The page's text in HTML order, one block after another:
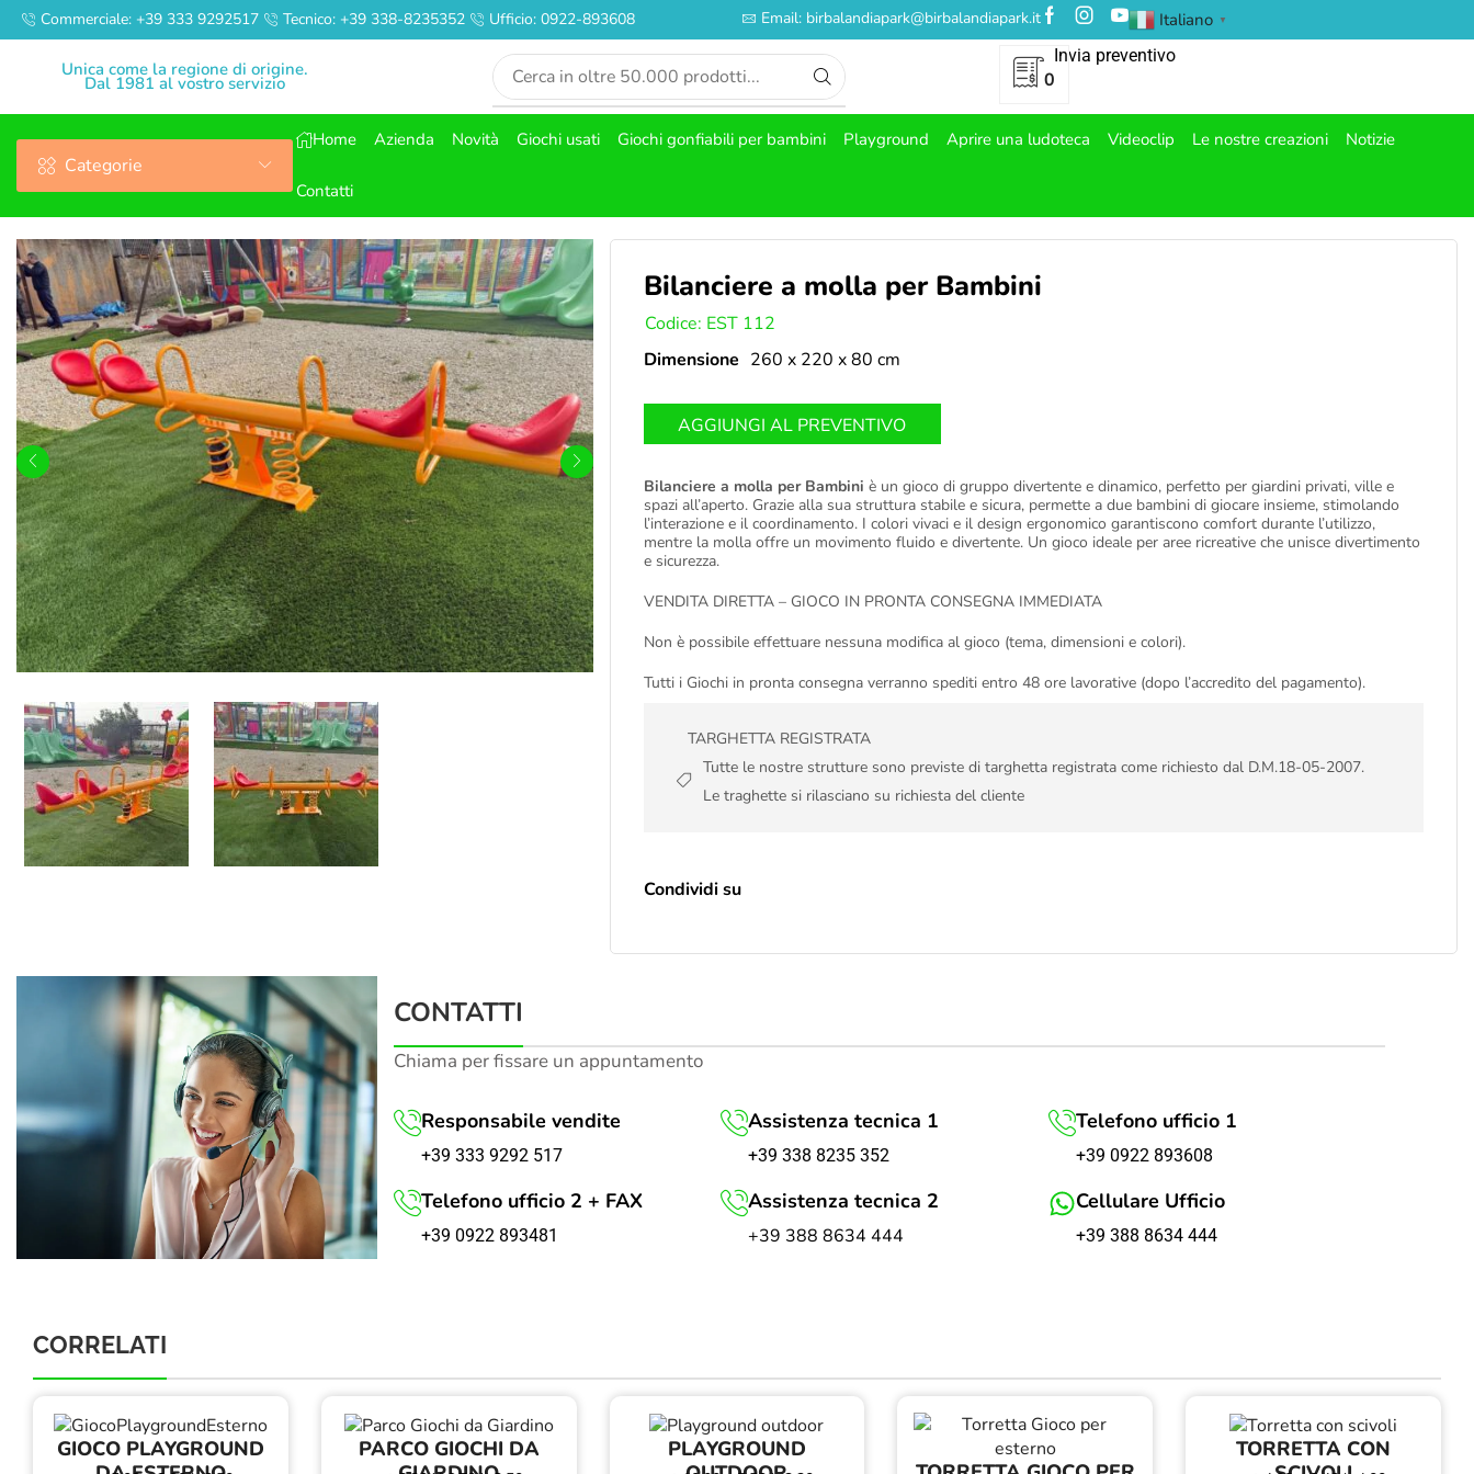
Commerciale: +39 333 9292517 Tecnico: +39 338-8235352 Ufficio: 0922-893608 Email: birbalandiapark@birbalandiapark.it Italiano ▼
Unica come la regione di origine.
Dal 1981 al vostro servizio 0
Invia preventivo
Categorie
Home Azienda Novità Giochi usati Giochi gonfiabili per bambini Playground Aprire una ludoteca Videoclip Le nostre creazioni Notizie
Contatti
Bilanciere a molla per Bambini
Codice: EST 112
Dimensione 260 x 220 x 80 cm
AGGIUNGI AL PREVENTIVO
Bilanciere a molla per Bambini è un gioco di gruppo divertente e dinamico, perfetto per giardini privati, ville e
spazi all’aperto. Grazie alla sua struttura stabile e sicura, permette a due bambini di giocare insieme, stimolando
l’interazione e il coordinamento. I colori vivaci e il design ergonomico garantiscono comfort durante l’utilizzo,
mentre la molla offre un movimento fluido e divertente. Un gioco ideale per aree ricreative che unisce divertimento
e sicurezza.
VENDITA DIRETTA – GIOCO IN PRONTA CONSEGNA IMMEDIATA
Non è possibile effettuare nessuna modifica al gioco (tema, dimensioni e colori).
Tutti i Giochi in pronta consegna verranno spediti entro 48 ore lavorative (dopo l’accredito del pagamento).
TARGHETTA REGISTRATA
Tutte le nostre strutture sono previste di targhetta registrata come richiesto dal D.M.18-05-2007.
Le traghette si rilasciano su richiesta del cliente
Condividi su
CONTATTI
Chiama per fissare un appuntamento
Responsabile vendite
+39 333 9292 517
Assistenza tecnica 1
+39 338 8235 352
Telefono ufficio 1
+39 0922 893608
Telefono ufficio 2 + FAX
+39 0922 893481
Assistenza tecnica 2
+39 388 8634 444
Cellulare Ufficio
+39 388 8634 444
CORRELATI
GIOCO PLAYGROUND
PARCO GIOCHI DA
PLAYGROUND
TORRETTA CON